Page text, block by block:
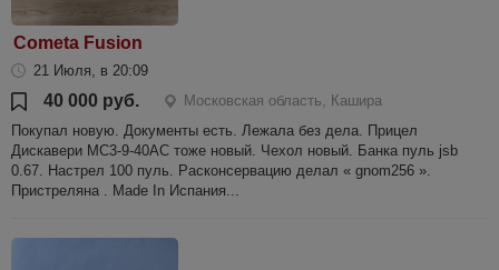
Cometa Fusion
21 Июля, в 20:09
40 000 руб.
Московская область, Кашира
Покупал новую. Документы есть. Лежала без дела. Прицел
Дискавери MC3-9-40AC тоже новый. Чехол новый. Банка пуль jsb
0.67. Настрел 100 пуль. Расконсервацию делал « gnom256 ».
Пристреляна . Made In Испания...